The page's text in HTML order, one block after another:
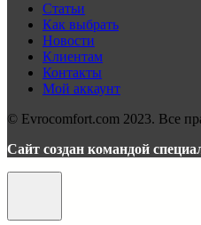
Статьи
Как выбрать
Новости
Клиентам
Контакты
Мой аккаунт
© Evrocomfort.com 2023. Все
Сайт создан командой